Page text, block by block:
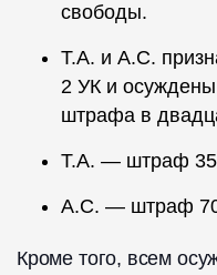
свободы.
Т.А. и А.С.
2 УК и
штрафа в
Т.А. — штраф 35
А.С. — штраф 70
Кроме того, всем